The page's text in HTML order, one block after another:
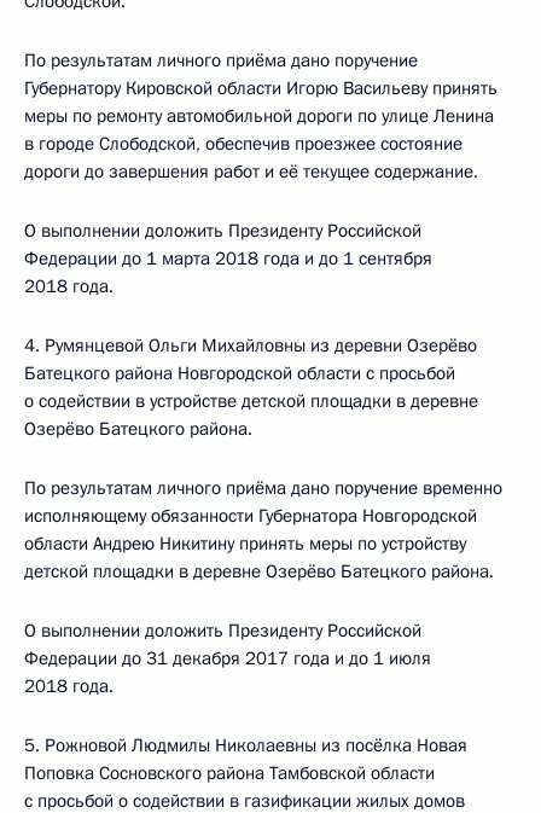
По результатам личного приёма дано поручение
Губернатору Кировской области Игорю Васильеву принять
меры по ремонту автомобильной дороги по улице Ленина
в городе Слободской, обеспечив проезжее состояние
дороги до завершения работ и её текущее содержание.
О выполнении доложить Президенту Российской
Федерации до 1 марта 2018 года и до 1 сентября
2018 года.
4. Румянцевой Ольги Михайловны из деревни Озерёво
Батецкого района Новгородской области с просьбой
о содействии в устройстве детской площадки в деревне
Озерёво Батецкого района.
По результатам личного приёма дано поручение временно
исполняющему обязанности Губернатора Новгородской
области Андрею Никитину принять меры по устройству
детской площадки в деревне Озерёво Батецкого района.
О выполнении доложить Президенту Российской
Федерации до 31 декабря 2017 года и до 1 июля
2018 года.
5. Рожновой Людмилы Николаевны из посёлка Новая
Поповка Сосновского района Тамбовской области
с просьбой о содействии в газификации жилых домов